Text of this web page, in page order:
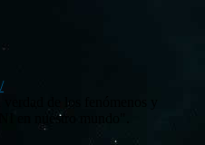
de los fenómenos y
en nuestro mundo".